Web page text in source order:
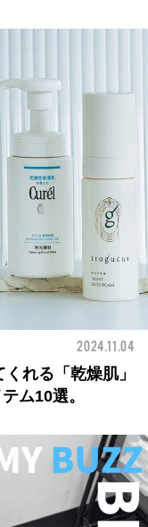
2024.11.04
れる「乾燥肌」
ム10選。